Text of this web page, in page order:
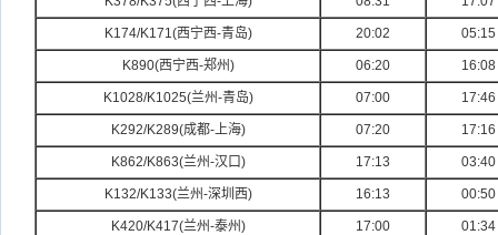
K174/K171(西宁西-青岛) 20:02 05:15
K890(西宁西-郑州) 06:20 16:08
K1028/K1025(兰州-青岛) 07:00 17:46
K292/K289(成都-上海) 07:20 17:16
K862/K863(兰州-汉口) 17:13 03:40
K132/K133(兰州-深圳西) 16:13 00:50
K420/K417(兰州-泰州) 17:00 01:34